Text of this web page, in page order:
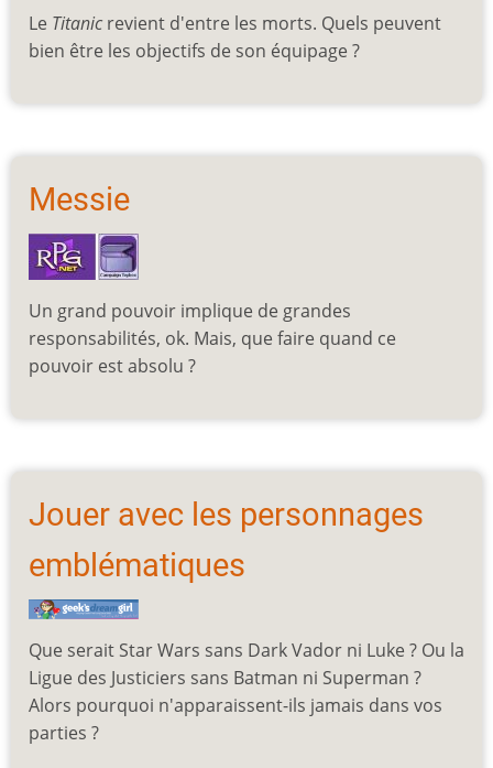
Le Titanic revient d'entre les morts. Quels peuvent
bien être les objectifs de son équipage ?
Messie
Un grand pouvoir implique de grandes
responsabilités, ok. Mais, que faire quand ce
pouvoir est absolu ?
Jouer avec les personnages
emblématiques
Que serait Star Wars sans Dark Vador ni Luke ? Ou la
Ligue des Justiciers sans Batman ni Superman ?
Alors pourquoi n'apparaissent-ils jamais dans vos
parties ?